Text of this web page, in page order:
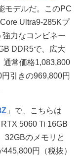
モデルだ。このPC
Ultra9-285Kプ
力なコンビネー
DDR5で、広大
通常価格1,083,800
引きの969,800円
」で、こちらは
5060 Ti 16GB
32GBのメモリと
円（税抜）